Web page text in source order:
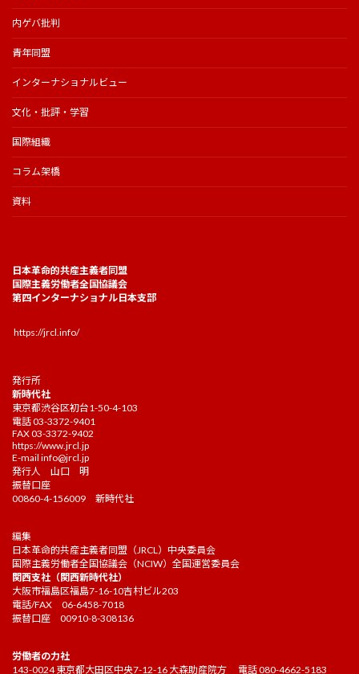
内ゲバ批判
青年同盟
インターナショナルビュー
文化・批評・学習
国際組織
コラム架橋
資料
日本革命的共産主義者同盟
国際主義労働者全国協議会
第四インターナショナル日本支部
https://jrcl.info/
発行所
新時代社
東京都渋谷区初台1-50-4-103
電話 03-3372-9401
FAX 03-3372-9402
https://www.jrcl.jp
E-mail info@jrcl.jp
発行人 山口 明
振替口座
00860-4-156009 新時代社
編集
日本革命的共産主義者同盟（JRCL）中央委員会
国際主義労働者全国協議会（NCIW）全国運営委員会
関西支社（関西新時代社）
大阪市福島区福島7-16-10吉村ビル203
電話/FAX 06-6458-7018
振替口座 00910-8-308136
労働者の力社
143-0024 東京都大田区中央7-12-16 大森助産院方 電話 080-4662-5183